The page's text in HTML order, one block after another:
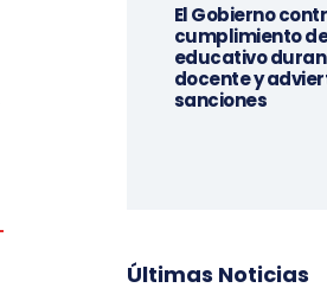
El Gobierno
cumplimiento
educativo
docente y
sanciones
Últimas Noticias